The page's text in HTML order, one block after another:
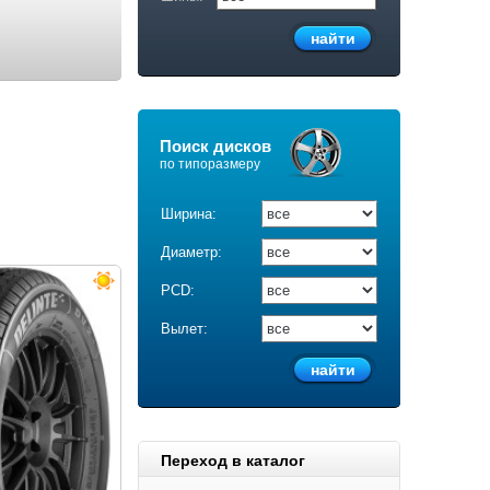
Поиск дисков
по типоразмеру
Ширина:
Диаметр:
PCD:
Вылет:
Переход в каталог